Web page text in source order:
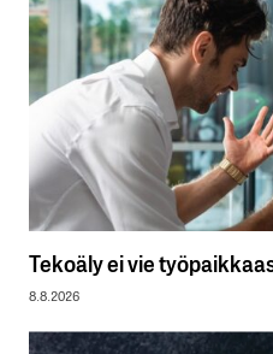
Tekoäly ei vie
8.8.2026